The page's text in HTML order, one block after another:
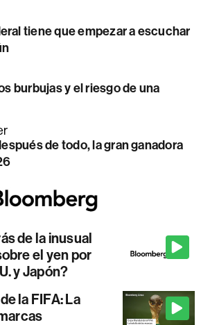
tiene que empezar a escuchar
burbujas y el riesgo de una
de todo, la gran ganadora
de la inusual
el yen por
y Japón?
la FIFA: La